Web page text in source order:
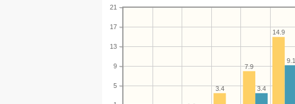
5
9
13
17
21
14.9
7.9
3.4
9.1
3.4